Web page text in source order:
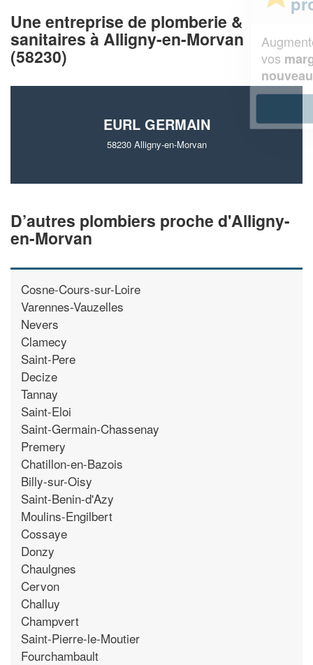
Une entreprise de plomberie &
sanitaires à Alligny-en-Morvan
(58230)
EURL GERMAIN
58230 Alligny-en-Morvan
D’autres plombiers proche d'Alligny-
en-Morvan
Cosne-Cours-sur-Loire
Varennes-Vauzelles
Nevers
Clamecy
Saint-Pere
Decize
Tannay
Saint-Eloi
Saint-Germain-Chassenay
Premery
Chatillon-en-Bazois
Billy-sur-Oisy
Saint-Benin-d'Azy
Moulins-Engilbert
Cossaye
Donzy
Chaulgnes
Cervon
Challuy
Champvert
Saint-Pierre-le-Moutier
Fourchambault
Augmentez votrechiffre d'affaireset
tout en gagnant de